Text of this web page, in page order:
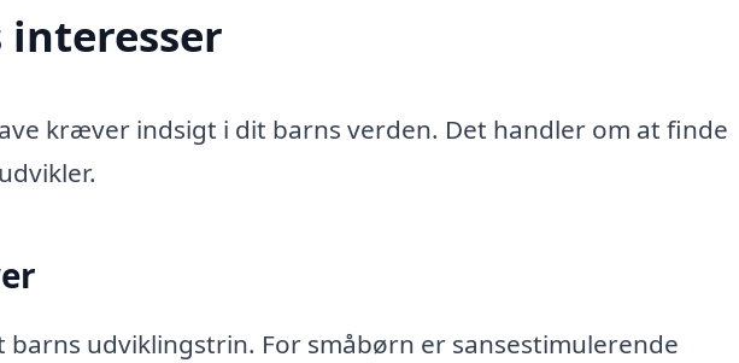
interesser
kræver indsigt i dit barns verden. Det handler om at finde
udviklingstrin. For småbørn er sansestimulerende